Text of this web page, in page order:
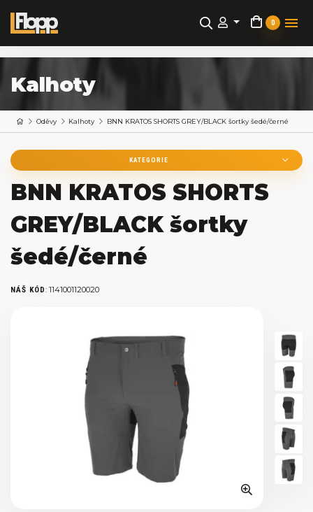
0
Kalhoty
Oděvy Kalhoty BNN KRATOS SHORTS GREY/BLACK šortky šedé/černé
KATEGORIE
BNN KRATOS SHORTS
GREY/BLACK šortky
šedé/černé
NÁŠ KÓD: 1141001120020